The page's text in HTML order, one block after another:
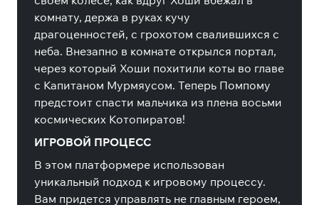
комнату, держа в руках кучу
драгоценностей, с грохотом свалившихся с
неба. Внезапно в комнате открылся портал,
через который Хоши похитили коты во главе
с Капитаном Мурмяусом. Теперь Помпому
предстоит спасти мальчика из плена восьми
космических Котопиратов!
ИГРОВОЙ ПРОЦЕСС
В этом платформере использован
уникальный подход к игровому процессу.
Вам придется управлять не главным героем,